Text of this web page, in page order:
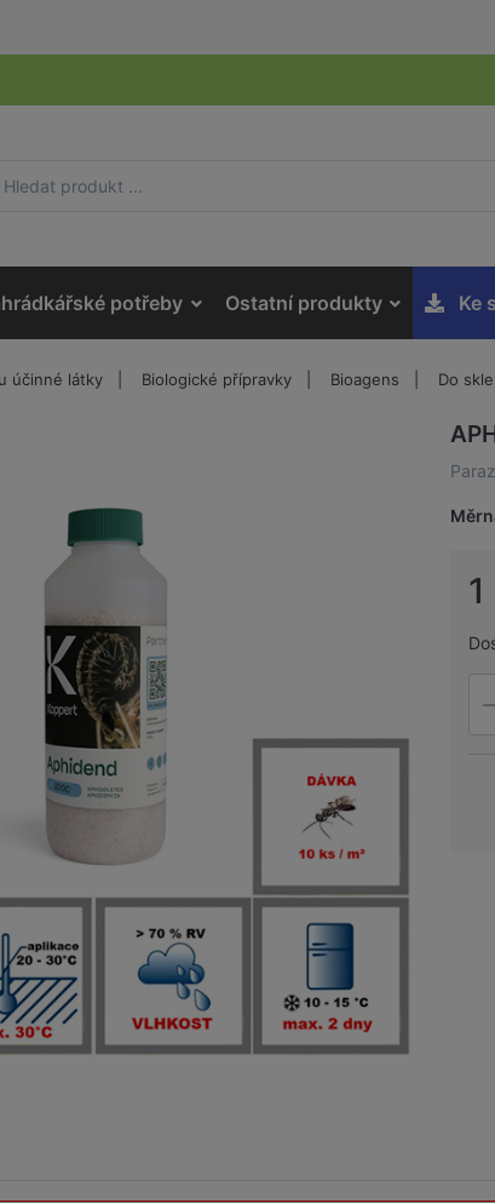
potřeby Ostatní produkty Ke
účinné látky Biologické přípravky Bioagens Do